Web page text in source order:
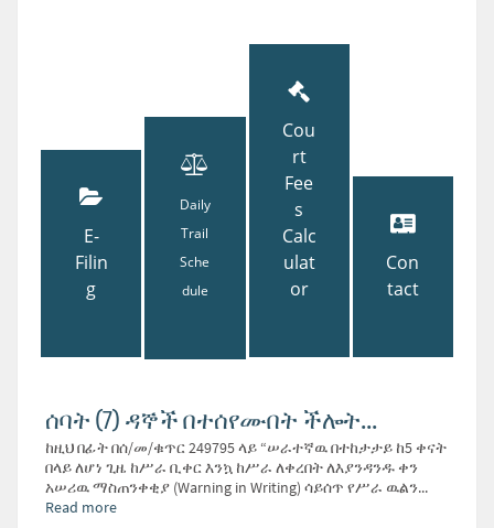
E-
Filin
g
Daily
Trail
Sche
dule
Cou
rt
Fee
s
Calc
ulat
or
Con
tact
ሰባት (7) ዳኞች በተሰየሙበት ችሎት...
ከዚህ በፊት በሰ/መ/ቁጥር 249795 ላይ “ሠራተኛዉ በተከታታይ ከ5 ቀናት
በላይ ለሆነ ጊዜ ከሥራ ቢቀር እንኳ ከሥራ ለቀረበት ለእያንዳንዱ ቀን
አሠሪዉ ማስጠንቀቂያ (Warning in Writing) ሳይሰጥ የሥራ ዉልን...
Read more